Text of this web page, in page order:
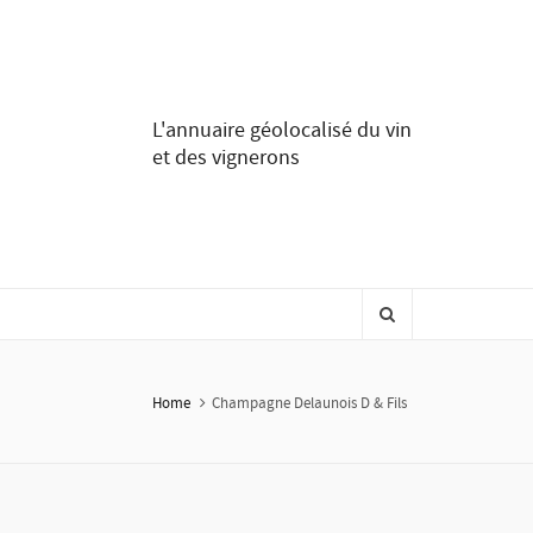
L'annuaire géolocalisé du vin
et des vignerons
Home Champagne Delaunois D & Fils